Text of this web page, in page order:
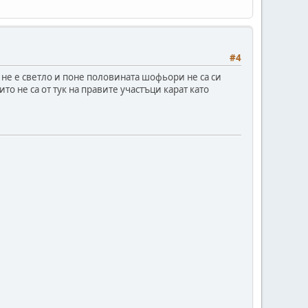
#4
е светло и поне половината шофьори не са си
не са от тук на правите участъци карат като